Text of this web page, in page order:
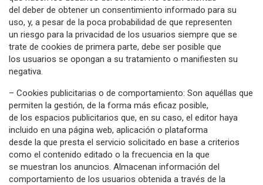
del deber de obtener un consentimiento informado para su
uso, y, a pesar de la poca probabilidad de que representen
un riesgo para la privacidad de los usuarios siempre que se
trate de cookies de primera parte, debe ser posible que
los usuarios se opongan a su tratamiento o manifiesten su
negativa.
– Cookies publicitarias o de comportamiento: Son aquéllas que
permiten la gestión, de la forma más eficaz posible,
de los espacios publicitarios que, en su caso, el editor haya
incluido en una página web, aplicación o plataforma
desde la que presta el servicio solicitado en base a criterios
como el contenido editado o la frecuencia en la que
se muestran los anuncios. Almacenan información del
comportamiento de los usuarios obtenida a través de la